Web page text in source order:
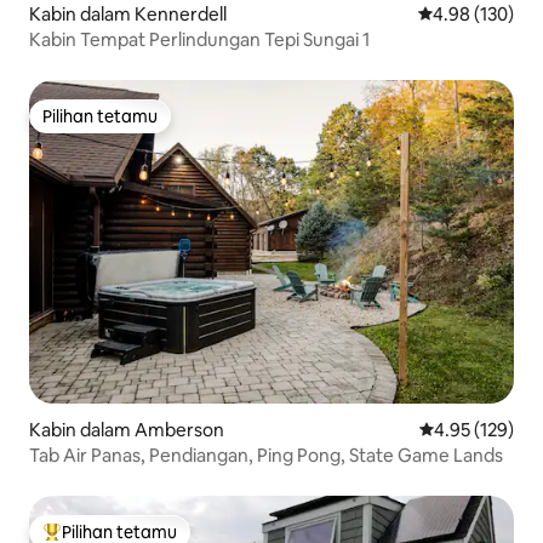
Kabin dalam Kennerdell Penarafan
4.98 (130)
Kabin Tempat Perlindungan Tepi Sungai 1
Pilihan tetamu
Pilihan tetamu
Kabin dalam Amberson Penarafan
4.95 (129)
Tab Air Panas, Pendiangan, Ping Pong, State Game Lands
Pilihan tetamu